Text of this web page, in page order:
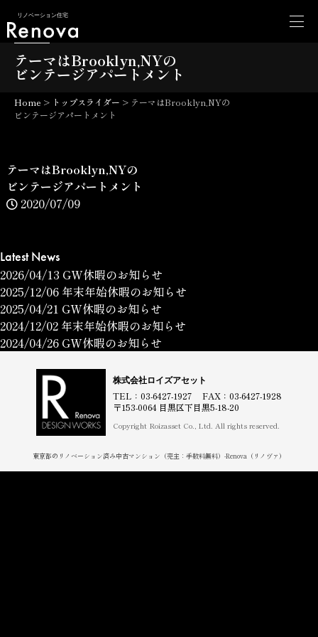
東京都のリノベーション済み中古マンション（売主：手数料無料）-Renova（リノヴァ）
リノベーション住宅
テーマはBrooklyn,NYの
ビンテージアパートメント
Home > トップスライダー > テーマはBrooklyn,NYの
ビンテージアパートメント
テーマはBrooklyn,NYの
ビンテージアパートメント
2020/07/09
Latest News
2026/04/13 GW休暇のお知らせ
2025/12/06 年末年始休暇のお知らせ
2025/04/21 GW休暇のお知らせ
2024/12/02 年末年始休暇のお知らせ
2024/04/26 GW休暇のお知らせ
株式会社ロイズアセット
TEL：03-6427-1927 FAX：03-6427-1928
〒153-0064 目黒区下目黒5-18-20
Copyright Roizasset Co., Ltd. All rights reserved.